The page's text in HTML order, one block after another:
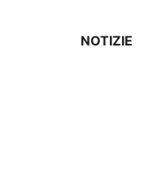
NOTIZIE